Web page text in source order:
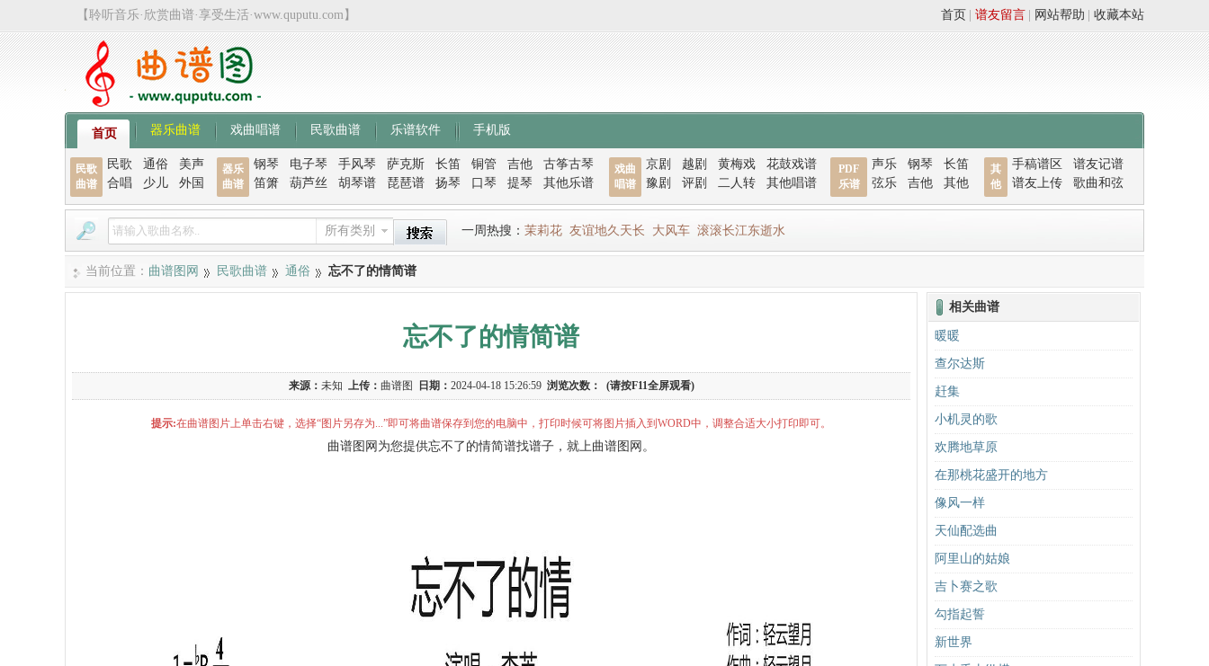
【聆听音乐·欣赏曲谱·享受生活·www.quputu.com】 收藏本站
网站帮助
谱友留言
首页
首页 器乐曲谱 戏曲唱谱 民歌曲谱 乐谱软件 手机版
民歌
曲谱
民歌 通俗
美声
合唱
少儿 外国
器乐
曲谱
钢琴 电子琴 手风琴 萨克斯 长笛 铜管 吉他
古筝古琴
笛箫
葫芦丝 胡琴谱 琵琶谱 扬琴 口琴 提琴 其他乐谱
戏曲
唱谱
京剧 越剧 黄梅戏
花鼓戏谱
豫剧
评剧 二人转 其他唱谱
PDF
乐谱
声乐 钢琴
长笛
弦乐
吉他 其他
其
他
手稿谱区
谱友记谱
谱友上传
歌曲和弦
所有类别 一周热搜： 茉莉花 友谊地久天长 大风车 滚滚长江东逝水
当前位置： 曲谱图网 民歌曲谱 通俗 忘不了的情简谱
忘不了的情简谱
来源： 未知 上传： 曲谱图 日期： 2024-04-18 15:26:59 浏览次数： (请按F11全屏观看)
提示:在曲谱图片上单击右键，选择“图片另存为...”即可将曲谱保存到您的电脑中，打印时候可将图片插入到WORD中，调整合适大小打印即可。
曲谱图网为您提供忘不了的情简谱找谱子，就上曲谱图网。
相关曲谱
暖暖
查尔达斯
赶集
小机灵的歌
欢腾地草原
在那桃花盛开的地方
像风一样
天仙配选曲
阿里山的姑娘
吉卜赛之歌
勾指起誓
新世界